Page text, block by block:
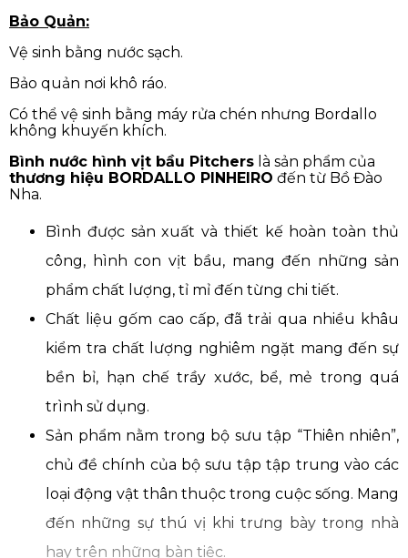
Bảo Quản:
Vệ sinh bằng nước sạch.
Bảo quản nơi khô ráo.
Có thể vệ sinh bằng máy rửa chén nhưng Bordallo
không khuyến khích.
Bình nước hình vịt bầu Pitchers là sản phẩm của
thương hiệu BORDALLO PINHEIRO đến từ Bồ Đào
Nha.
Bình được sản xuất và thiết kế hoàn toàn thủ
công, hình con vịt bầu, mang đến những sản
phẩm chất lượng, tỉ mỉ đến từng chi tiết.
Chất liệu gốm cao cấp, đã trải qua nhiều khâu
kiểm tra chất lượng nghiêm ngặt mang đến sự
bền bỉ, hạn chế trầy xước, bể, mẻ trong quá
trình sử dụng.
Sản phẩm nằm trong bộ sưu tập “Thiên nhiên”,
chủ đề chính của bộ sưu tập tập trung vào các
loại động vật thân thuộc trong cuộc sống. Mang
đến những sự thú vị khi trưng bày trong nhà
hay trên những bàn tiệc.